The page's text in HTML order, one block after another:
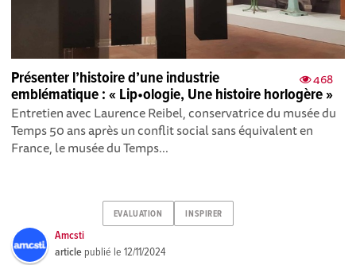
468
Présenter l’histoire d’une industrie
emblématique : « Lip•ologie, Une histoire horlogère »
Entretien avec Laurence Reibel, conservatrice du musée du
Temps 50 ans après un conflit social sans équivalent en
France, le musée du Temps...
EVALUATION INSPIRER
Amcsti
article publié le12/11/2024